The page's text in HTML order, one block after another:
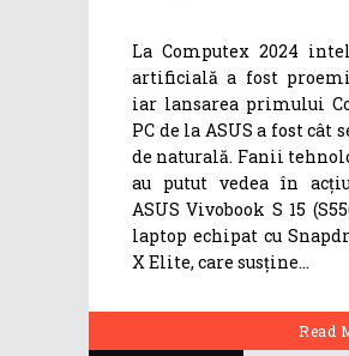
La Computex 2024
artificială a fost
iar lansarea primului
PC de la ASUS a fost cât
de naturală. Fanii
au putut vedea în
ASUS Vivobook S 15
laptop echipat cu
X Elite, care susține
Read